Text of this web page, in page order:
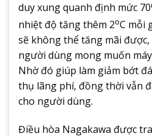
duy xung quanh định mức
nhiệt độ tăng thêm 2oC mỗi
sẽ không thể tăng mãi
người dùng mong muốn
Nhờ đó giúp làm giảm bớt
thụ lãng phí, đồng thời vẫn
cho người dùng.
Điều hòa Nagakawa được